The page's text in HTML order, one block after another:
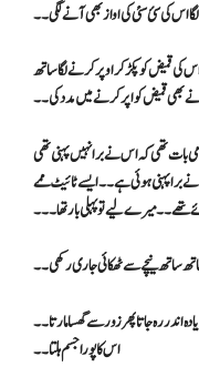
اس کی سئ سئی کی اواز بھی آنے لگی۔۔
قمیض کو پکڑ کر اوپر کرنے لگا ساتھ
بھی قمیض کو اپر کرنے میں مدد کی۔۔
بات تھی کہ اس نے برا نہیں پہنی تھی
نے برا پہنی ہوئی ہے۔۔ ایسے ٹائیٹ ممے
تھے۔۔ میرے لیے تو پہلی بار تھا۔۔۔
ساتھ ساتھ نیچے سے ٹھکائی جاری رکھی۔۔
اندر رہ جاتا پھر زور سے گھسا مارتا۔۔
اس کا پورا جسم ہلتا ۔۔